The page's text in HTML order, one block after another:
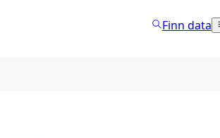
Finn data